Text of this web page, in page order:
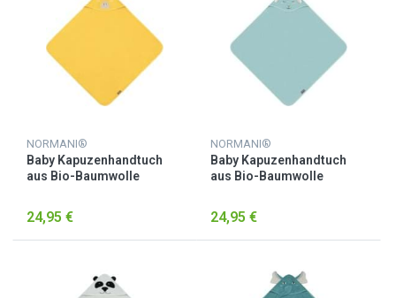
NORMANI®
Baby Kapuzenhandtuch
aus Bio-Baumwolle
24,95 €
NORMANI®
Baby Kapuzenhandtuch
aus Bio-Baumwolle
24,95 €